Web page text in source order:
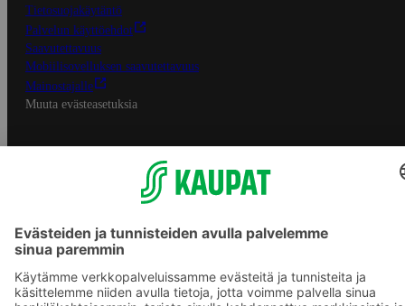
Tietosuojakäytäntö
Palvelun käyttöehdot
Saavutettavuus
Mobiilisovelluksen saavutettavuus
Mainostajalle
Muuta evästeasetuksia
S-ryhmän palvelut
S-ryhmä
Asiakasomistajuus
S-ostoslista -sovellus